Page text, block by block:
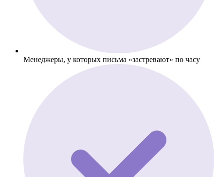
Менеджеры, у которых письма «застревают» по часу